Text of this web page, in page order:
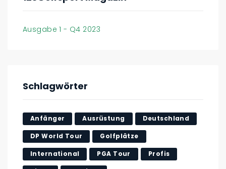
Ausgabe 1 - Q4 2023
Schlagwörter
Anfänger Ausrüstung Deutschland
DP World Tour Golfplätze
International PGA Tour Profis